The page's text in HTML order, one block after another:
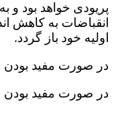
خواهد بود و به
به کاهش
خود باز گردد.
مفید بودن این
مفید بودن این